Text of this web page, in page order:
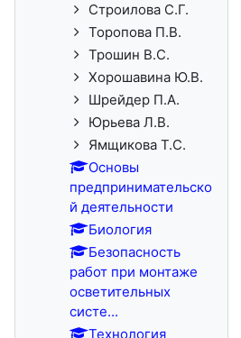
Строилова С.Г.
Торопова П.В.
Трошин В.С.
Хорошавина Ю.В.
Шрейдер П.А.
Юрьева Л.В.
Ямщикова Т.С.
Основы
предпринимательско
й деятельности
Биология
Безопасность
работ при монтаже
осветительных
систе...
Технология